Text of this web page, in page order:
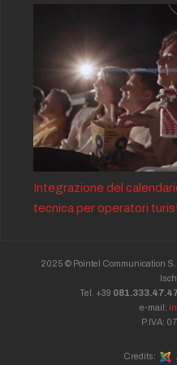
Integrazione del
tecnica per operatori
2025 © Pointel Communication
Tel. +39
e-mail:
P.IVA:
Credits: